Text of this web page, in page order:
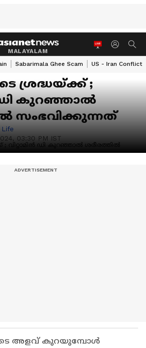
MALAYALAM
Sabarimala Ghee Scam US - Iran Conflict
ശ്രദ്ധയ്ക്ക് ;
ഡി കുറഞ്ഞാൽ
സംഭവിക്കുന്നത്
Life
03:30 PM IST
അളവ് കുറയുമ്പോൾ